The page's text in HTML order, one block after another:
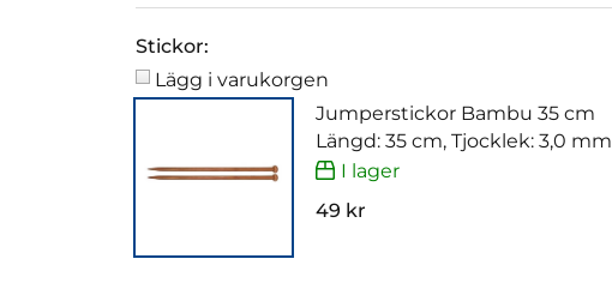
Stickor:
Lägg i varukorgen
Jumperstickor Bambu 35 cm
Längd: 35 cm, Tjocklek: 3,0 mm
I lager
49 kr